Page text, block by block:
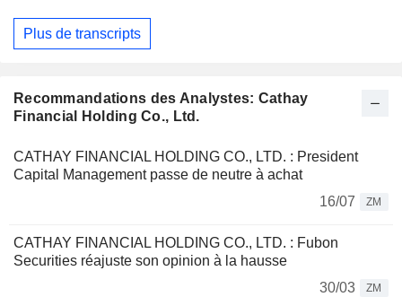
Plus de transcripts
Recommandations des Analystes: Cathay
Financial Holding Co., Ltd.
CATHAY FINANCIAL HOLDING CO., LTD. : President
Capital Management passe de neutre à achat
16/07
ZM
CATHAY FINANCIAL HOLDING CO., LTD. : Fubon
Securities réajuste son opinion à la hausse
30/03
ZM